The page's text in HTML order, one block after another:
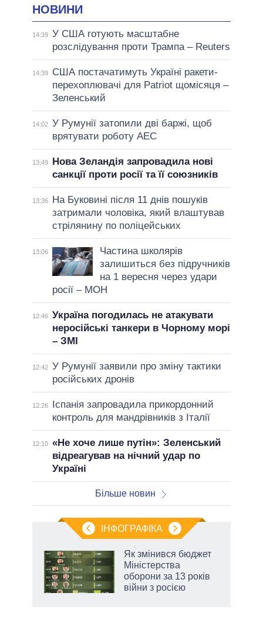
НОВИНИ
14:39 У США готують масштабне
розслідування проти Трампа – Reuters
14:39
США постачатимуть Україні ракети-
перехоплювачі для Patriot щомісяця –
Зеленський
14:02 У Румунії затопили дві баржі, щоб
врятувати роботу АЕС
13:49
Нова Зеландія запровадила нові
санкції проти росії та її союзників
13:36
На Буковині після 11 днів пошуків
затримали чоловіка, який влаштував
стрілянину по поліцейських
13:06
Частина школярів
залишиться без підручників
на 1 вересня через удари
росії – МОН
12:46 Україна погодилась не атакувати
неросійські танкери в Чорному морі
– ЗМІ
12:42 У Румунії заявили про зміну тактики
російських дронів
12:26
Іспанія запровадила прикордонний
контроль для мандрівників з Італії
12:10 «Не хоче лише путін»: Зеленський
відреагував на нічний удар по
Україні
Більше новин
ІНФОГРАФІКА
Як змінився бюджет
Міністерства
оборони за 13 років
війни з росією